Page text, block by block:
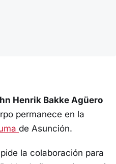
Henrik Bakke Agüero
permanece en la
de Asunción.
la colaboración para